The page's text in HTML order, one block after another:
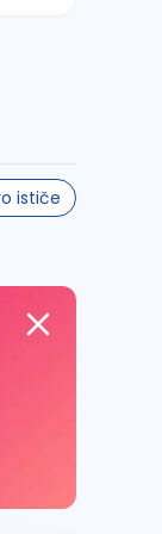
ističe